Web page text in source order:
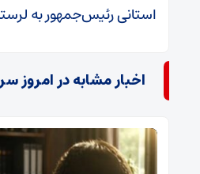
استانی رئیس‌جمهور به
اخبار مشابه در امروز